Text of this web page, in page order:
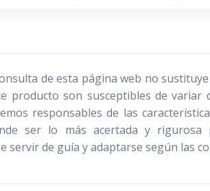
de esta página web no
producto son susceptibles de
responsables de las
ser lo más acertada y rigurosa
servir de guía y adaptarse según las